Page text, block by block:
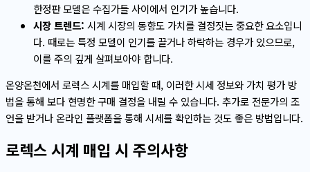
한정판 모델은 수집가들 사이에서 인기가 높습니다.
시장 트렌드: 시계 시장의 동향도 가치를 결정짓는 중요한 요소입니
다. 때로는 특정 모델이 인기를 끌거나 하락하는 경우가 있으므로,
이를 주의 깊게 살펴보아야 합니다.
온양온천에서 로렉스 시계를 매입할 때, 이러한 시세 정보와 가치 평가 방
법을 통해 보다 현명한 구매 결정을 내릴 수 있습니다. 추가로 전문가의 조
언을 받거나 온라인 플랫폼을 통해 시세를 확인하는 것도 좋은 방법입니다.
로렉스 시계 매입 시 주의사항